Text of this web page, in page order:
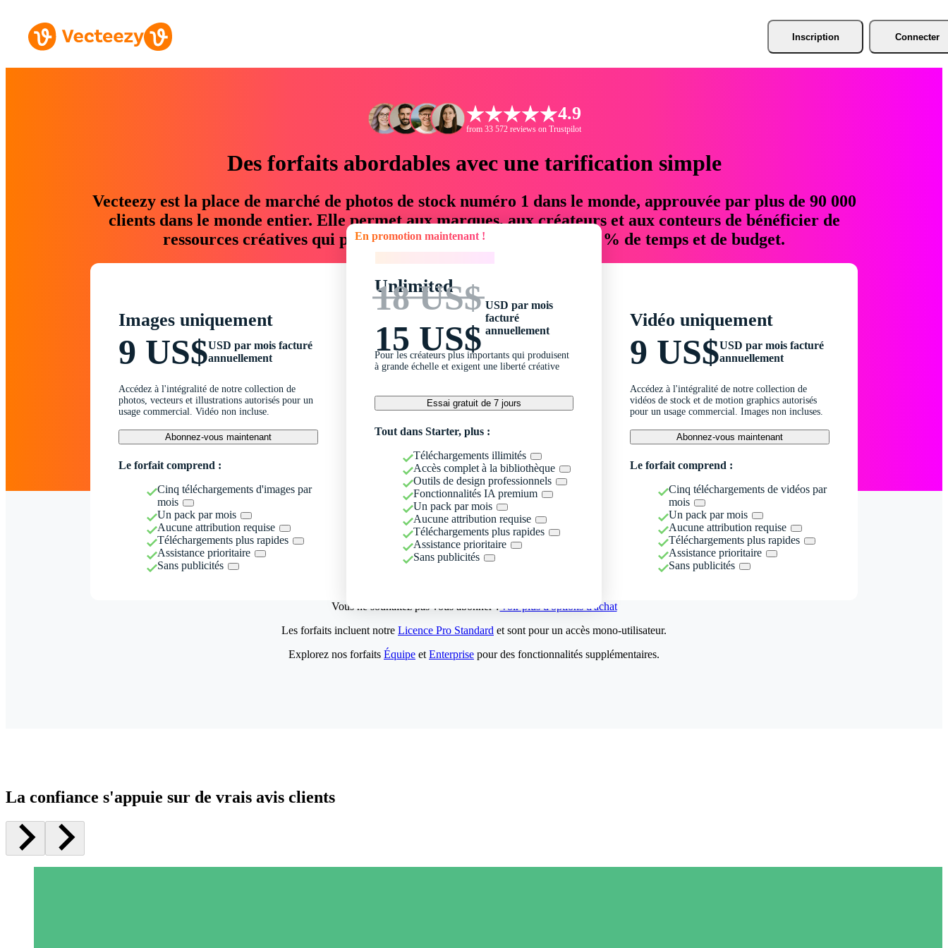
Inscription Connecter
4.9
from 33 572 reviews on Trustpilot
Des forfaits abordables avec une tarification simple
Vecteezy est la place de marché de photos de stock numéro 1 dans le monde, approuvée par plus de 90 000
clients dans le monde entier. Elle permet aux marques, aux créateurs et aux conteurs de bénéficier de
ressources créatives qui permettent d'économiser jusqu'à 76 % de temps et de budget.
Images uniquement
9 US$USD par mois facturé
annuellement
Accédez à l'intégralité de notre collection de
photos, vecteurs et illustrations autorisés pour un
usage commercial. Vidéo non incluse.
Abonnez-vous maintenant
Le forfait comprend :
Cinq téléchargements d'images par
mois
Un pack par mois
Aucune attribution requise
Téléchargements plus rapides
Assistance prioritaire
Sans publicités
En promotion maintenant !
Unlimited
18 US$
15 US$
USD par mois
facturé
annuellement
Pour les créateurs plus importants qui produisent
à grande échelle et exigent une liberté créative
Essai gratuit de 7 jours
Tout dans Starter, plus :
Téléchargements illimités
Accès complet à la bibliothèque
Outils de design professionnels
Fonctionnalités IA premium
Un pack par mois
Aucune attribution requise
Téléchargements plus rapides
Assistance prioritaire
Sans publicités
Vidéo uniquement
9 US$USD par mois facturé
annuellement
Accédez à l'intégralité de notre collection de
vidéos de stock et de motion graphics autorisés
pour un usage commercial. Images non incluses.
Abonnez-vous maintenant
Le forfait comprend :
Cinq téléchargements de vidéos par
mois
Un pack par mois
Aucune attribution requise
Téléchargements plus rapides
Assistance prioritaire
Sans publicités
Vous ne souhaitez pas vous abonner ?Voir plus d'options d'achat
Les forfaits incluent notre Licence Pro Standard et sont pour un accès mono-utilisateur.
Explorez nos forfaits Équipe et Enterprise pour des fonctionnalités supplémentaires.
La confiance s'appuie sur de vrais avis clients